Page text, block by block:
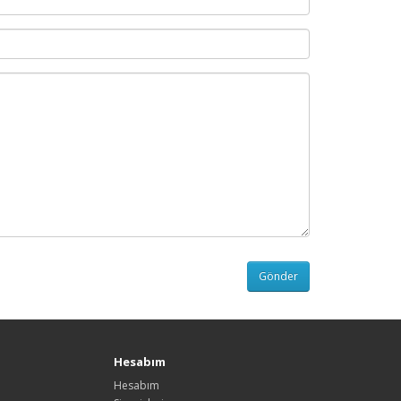
Hesabım
Hesabım